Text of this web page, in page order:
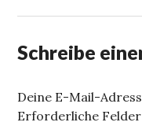
Schreibe
Deine E-Mail-
Erforderliche